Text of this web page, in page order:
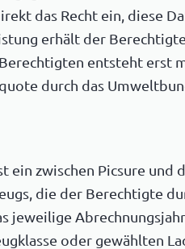
das Recht ein, diese
erhält der
entsteht erst
durch das
ein zwischen Picsure
die der Berechtigte
jeweilige
oder gewählten